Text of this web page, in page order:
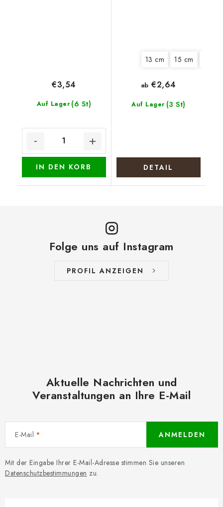
Auf Lager (6 St)
€3,54
IN DEN KORB
13 cm 15 cm
Auf Lager (3 St)
ab €2,64
DETAIL
Folge uns auf Instagram
PROFIL ANZEIGEN
Aktuelle Nachrichten und
Veranstaltungen an Ihre E-Mail
E-Mail
Mit der Eingabe Ihrer E-Mail-Adresse stimmen Sie unseren
Datenschutzbestimmungen zu.
ANMELDEN